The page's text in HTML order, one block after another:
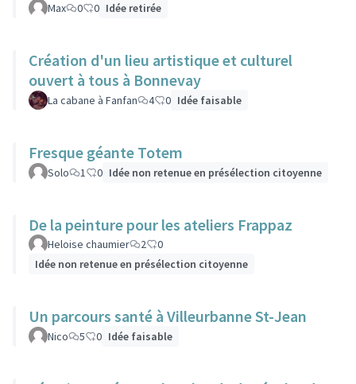
Max 0 0 Idée retirée
Création d'un lieu artistique et culturel
ouvert à tous à Bonnevay
La cabane à Fanfan 4 0 Idée faisable
Fresque géante Totem
Solo 1 0 Idée non retenue en présélection citoyenne
De la peinture pour les ateliers Frappaz
Heloise chaumier 2
0
Idée non retenue en présélection citoyenne
Un parcours santé à Villeurbanne St-Jean
Nico 5 0 Idée faisable